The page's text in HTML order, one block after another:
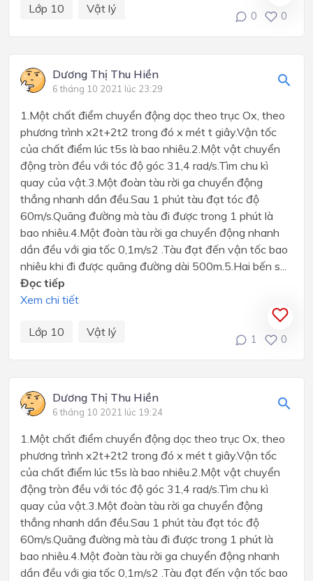
Lớp 10 Vật lý
0 0
Dương Thị Thu Hiền
6 tháng 10 2021 lúc 23:29
1.Một chất điểm chuyển động dọc theo trục Ox, theo
phương trình x2t+2t2 trong đó x mét t giây.Vận tốc
của chất điểm lúc t5s là bao nhiêu.2.Một vật chuyển
động tròn đều với tóc độ góc 31,4 rad/s.Tìm chu kì
quay của vật.3.Một đoàn tàu rời ga chuyển động
thẳng nhanh dần đều.Sau 1 phút tàu đạt tóc độ
60m/s.Quãng đường mà tàu đi được trong 1 phút là
bao nhiêu.4.Một đoàn tàu rời ga chuyển động nhanh
dần đều với gia tốc 0,1m/s2 .Tàu đạt đến vận tốc bao
nhiêu khi đi được quãng đường dài 500m.5.Hai bến s...
Đọc tiếp
Xem chi tiết
Lớp 10 Vật lý
1 0
Dương Thị Thu Hiền
6 tháng 10 2021 lúc 19:24
1.Một chất điểm chuyển động dọc theo trục Ox, theo
phương trình x2t+2t2 trong đó x mét t giây.Vận tốc
của chất điểm lúc t5s là bao nhiêu.2.Một vật chuyển
động tròn đều với tóc độ góc 31,4 rad/s.Tìm chu kì
quay của vật.3.Một đoàn tàu rời ga chuyển động
thẳng nhanh dần đều.Sau 1 phút tàu đạt tóc độ
60m/s.Quãng đường mà tàu đi được trong 1 phút là
bao nhiêu.4.Một đoàn tàu rời ga chuyển động nhanh
dần đều với gia tốc 0,1m/s2 .Tàu đạt đến vận tốc bao